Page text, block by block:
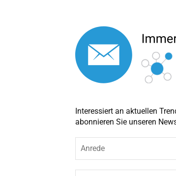
Interessiert an aktuellen
abonnieren Sie unseren
r
e